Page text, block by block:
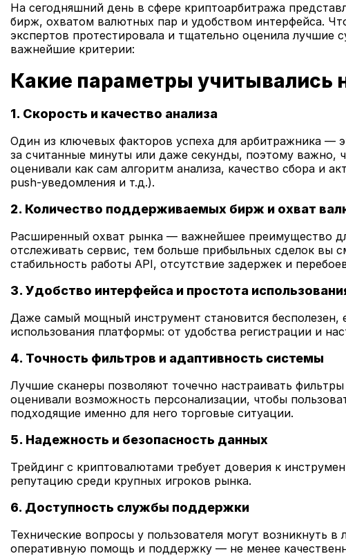
На сегодняшний день в сфере криптоарбитража
бирж, охватом валютных пар и удобством интерфейса.
экспертов протестировала и тщательно оценила
важнейшие критерии:
Какие параметры учитывались
1. Скорость и качество анализа
Один из ключевых факторов успеха для арбитражника —
за считанные минуты или даже секунды, поэтому важно,
оценивали как сам алгоритм анализа, качество сбора и
push-уведомления и т.д.).
2. Количество поддерживаемых бирж и охват
Расширенный охват рынка — важнейшее преимущество
отслеживать сервис, тем больше прибыльных сделок
стабильность работы API, отсутствие задержек и
3. Удобство интерфейса и простота
Даже самый мощный инструмент становится
использования платформы: от удобства регистрации и
4. Точность фильтров и адаптивность системы
Лучшие сканеры позволяют точечно настраивать
оценивали возможность персонализации, чтобы
подходящие именно для него торговые ситуации.
5. Надежность и безопасность данных
Трейдинг с криптовалютами требует доверия к
репутацию среди крупных игроков рынка.
6. Доступность службы поддержки
Технические вопросы у пользователя могут возникнуть
оперативную помощь и поддержку — не менее